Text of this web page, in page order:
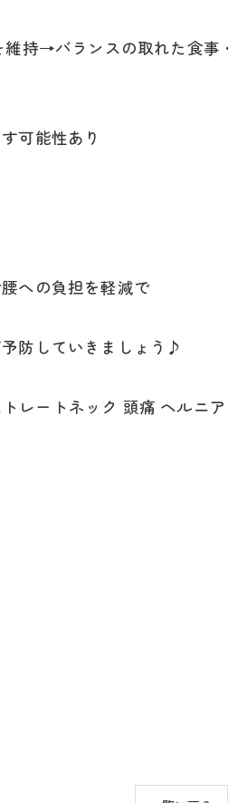
持→バランスの取れた食事
可能性あり
への負担を軽減で
防していきましょう♪
レートネック 頭痛 ヘルニ